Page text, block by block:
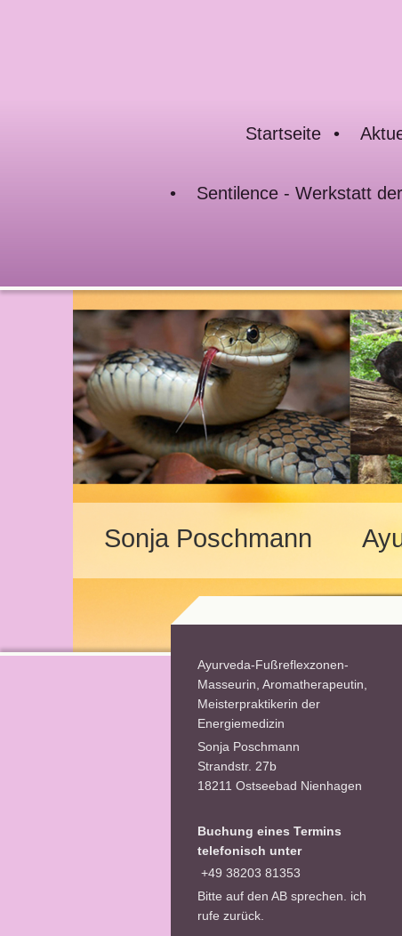
Startseite
Sentilence - Werkstatt
Sonja Poschmann
Ayurveda-Fußreflexzonen-
Masseurin, Aromatherapeutin,
Meisterpraktikerin der
Energiemedizin
Sonja Poschmann
Strandstr. 27b
18211 Ostseebad Nienhagen
Buchung eines Termins
telefonisch unter
+49 38203 81353
Bitte auf den AB sprechen. ich
rufe zurück.